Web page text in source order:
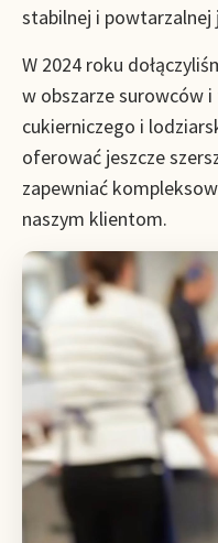
stabilnej i powtarzalnej
W 2024 roku
w obszarze surowców
cukierniczego i
oferować jeszcze
zapewniać
naszym klientom.